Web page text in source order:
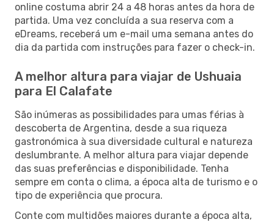
online costuma abrir 24 a 48 horas antes da hora de
partida. Uma vez concluída a sua reserva com a
eDreams, receberá um e-mail uma semana antes do
dia da partida com instruções para fazer o check-in.
A melhor altura para viajar de Ushuaia
para El Calafate
São inúmeras as possibilidades para umas férias à
descoberta de Argentina, desde a sua riqueza
gastronómica à sua diversidade cultural e natureza
deslumbrante. A melhor altura para viajar depende
das suas preferências e disponibilidade. Tenha
sempre em conta o clima, a época alta de turismo e o
tipo de experiência que procura.
Conte com multidões maiores durante a época alta,